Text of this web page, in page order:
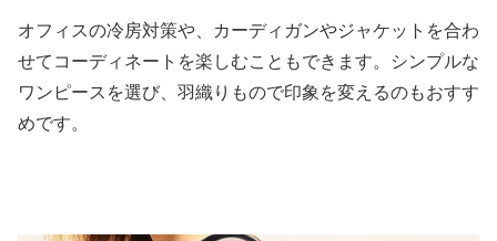
オフィスの冷房対策や、カーディガンやジャケットを合わ
せてコーディネートを楽しむこともできます。シンプルな
ワンピースを選び、羽織りもので印象を変えるのもおすす
めです。